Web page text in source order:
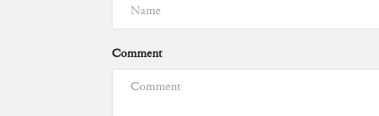
Comment